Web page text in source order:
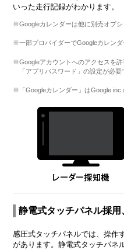
いった走行記録がわかります。
※Googleカレンダーは他に別売オプ
※一部プロバイダーでGoogleカレンダ
※Googleアカウントへのアクセスを許
「アプリパスワード」の設定が必要
※「Googleカレンダー」はGoogle inc.
静電式タッチパネル採
感圧式タッチパネルでは、操作
があります。静電式タッチパネ